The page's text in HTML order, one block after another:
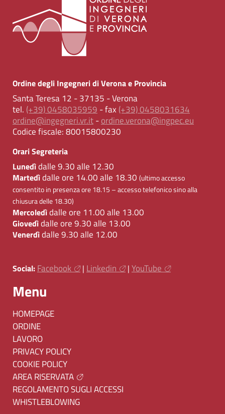
Ordine degli Ingegneri di Verona e Provincia
Santa Teresa 12 - 37135 - Verona
tel. (+39) 0458035959 - fax (+39) 0458031634
ordine@ingegneri.vr.it-ordine.verona@ingpec.eu
Codice fiscale:80015800230
Orari Segreteria
Lunedìdalle 9.30 alle 12.30
Martedìdalle ore 14.00 alle 18.30 (ultimo accesso
consentito in presenza ore 18.15 – accesso telefonico sino alla
chiusura delle 18.30)
Mercoledìdalle ore 11.00 alle 13.00
Giovedìdalle ore 9.30 alle 13.00
Venerdìdalle 9.30 alle 12.00
Social: Facebook | Linkedin | YouTube
Menu
HOMEPAGE
ORDINE
LAVORO
PRIVACY POLICY
COOKIE POLICY
AREA RISERVATA
REGOLAMENTO SUGLI ACCESSI
WHISTLEBLOWING